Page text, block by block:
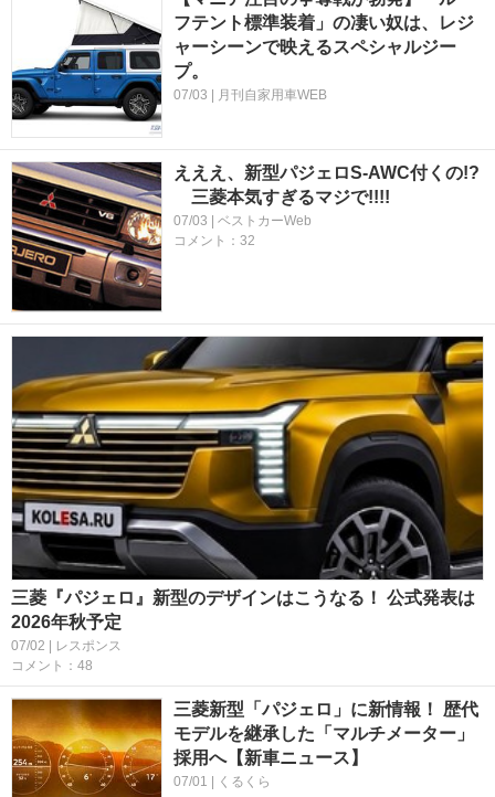
フテント標準装着」の凄い奴は、レジ
ャーシーンで映えるスペシャルジー
プ。
07/03 | 月刊自家用車WEB
えええ、新型パジェロS-AWC付くの!?
三菱本気すぎるマジで!!!!
07/03 | ベストカーWeb
コメント：32
三菱『パジェロ』新型のデザインはこうなる！ 公式発表は
2026年秋予定
07/02 | レスポンス
コメント：48
三菱新型「パジェロ」に新情報！ 歴代
モデルを継承した「マルチメーター」
採用へ【新車ニュース】
07/01 | くるくら